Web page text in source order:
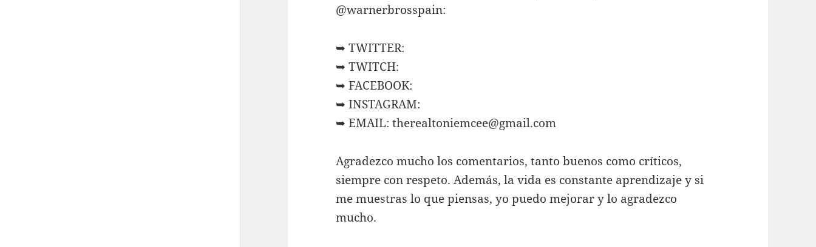
@warnerbrosspain:
➥ TWITTER:
➥ TWITCH:
➥ FACEBOOK:
➥ INSTAGRAM:
➥ EMAIL:therealtoniemcee@gmail.com
Agradezco mucho los comentarios, tanto buenos como críticos,
siempre con respeto. Además, la vida es constante aprendizaje y si
me muestras lo que piensas, yo puedo mejorar y lo agradezco
mucho.